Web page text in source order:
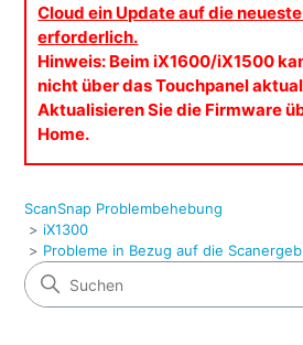
Cloud ein Update auf die
erforderlich.
Hinweis: Beim iX1600/iX1500
nicht über das Touchpanel
Aktualisieren Sie die Firmware
Home.
ScanSnap Problembehebung
iX1300
Probleme in Bezug auf die